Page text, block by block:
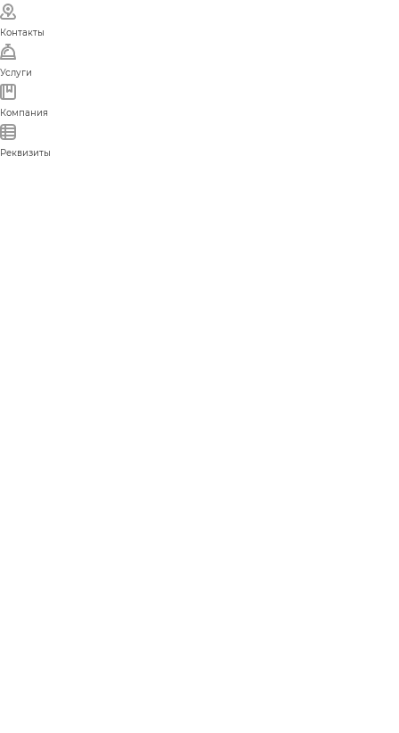
Контакты
Услуги
Компания
Реквизиты